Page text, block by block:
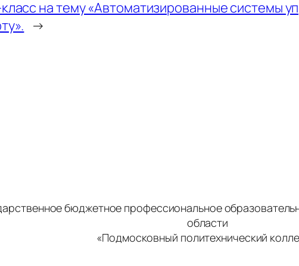
на тему «Автоматизированные системы
→
бюджетное профессиональное
области
«Подмосковный политехнический